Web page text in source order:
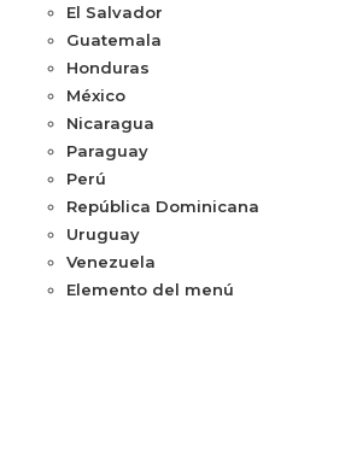
El Salvador
Guatemala
Honduras
México
Nicaragua
Paraguay
Perú
República Dominicana
Uruguay
Venezuela
Elemento del menú